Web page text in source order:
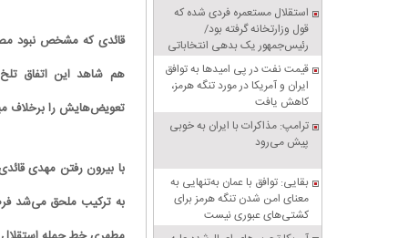
قائدی که مشخص نبود
هم شاهد این اتفاق
تعویض‌هایش را برخلاف
با بیرون رفتن مهدی
استقلال مستعمره فردی شده که
قول وزارتخانه گرفته بود/
رئیس‌جمهور یک بدهی انتخاباتی
داشت، باشگاه را به او داد!
قیمت نفت در پی امیدها به توافق
ایران و آمریکا در مورد تنگه هرمز،
کاهش یافت
ترامپ: مذاکرات با ایران به خوبی
پیش می‌رود
بقایی: توافق با عمان به‌تنهایی به
معنای امن شدن تنگه هرمز برای
کشتی‌های عبوری نیست